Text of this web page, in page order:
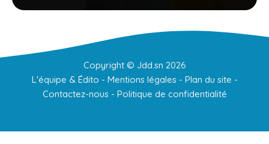
Copyright © Jdd.sn 2026
L'équipe & Édito - Mentions légales- Plan du site -
Contactez-nous- Politique de confidentialité